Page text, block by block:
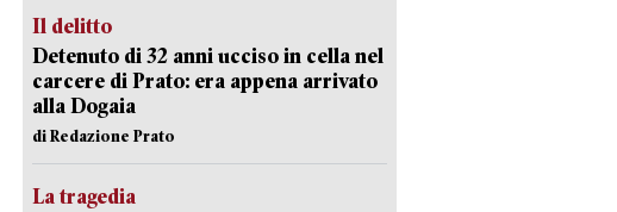
Il delitto
Detenuto di 32 anni ucciso in cella nel
carcere di Prato: era appena arrivato
alla Dogaia
di Redazione Prato
La tragedia